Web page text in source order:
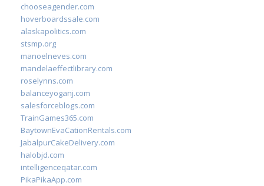
chooseagender.com
hoverboardssale.com
alaskapolitics.com
stsmp.org
manoelneves.com
mandelaeffectlibrary.com
roselynns.com
balanceyoganj.com
salesforceblogs.com
TrainGames365.com
BaytownEvaCationRentals.com
JabalpurCakeDelivery.com
halobjd.com
intelligenceqatar.com
PikaPikaApp.com